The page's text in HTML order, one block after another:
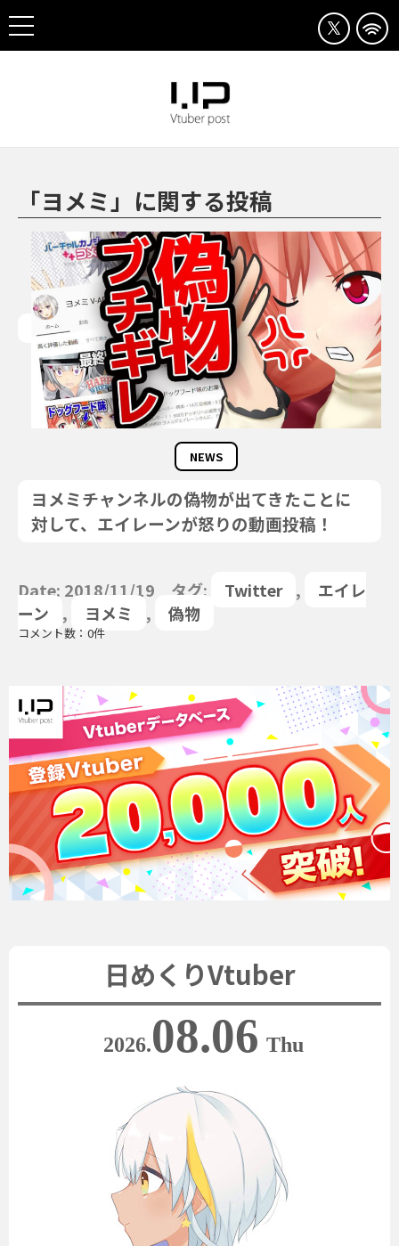
「ヨメミ」に関する投稿
NEWS
ヨメミチャンネルの偽物が出てきたことに
対して、エイレーンが怒りの動画投稿！
Date: 2018/11/19 タグ: Twitter ,
エイレ
ーン
, ヨメミ , 偽物
コメント数：0件
日めくりVtuber
2026.08.06 Thu